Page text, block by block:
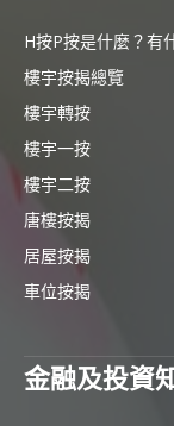
H按P按是什麼？有
樓宇按揭總覽
樓宇轉按
樓宇一按
樓宇二按
唐樓按揭
居屋按揭
車位按揭
金融及投資